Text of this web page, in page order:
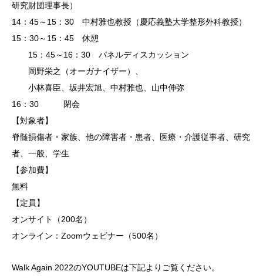
研究財団理事長）
14：45～15：30 中村雅也教授（慶応義塾大学整形外科教授）
15：30～15：45 休憩
15：45～16：30 パネルディスカッション
岡野栄之（オーガナイザー）、
小林喜臣、坂井宏旭、中村雅也、山中伸弥
16：30 閉会
【対象者】
脊髄損傷者・家族、他の障害者・患者、医療・介護従事者、研究
者、一般、学生
【参加費】
無料
【定員】
オンサイト（200名）
オンライン：Zoomウェビナー（500名）
Walk Again 2022のYOUTUBEは下記よりご覧ください。